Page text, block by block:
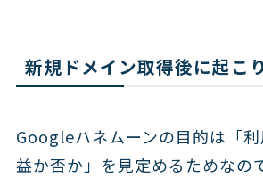
新規ドメイン取得後に起こ
Googleハネムーンの目的は「
益か否か」を見定めるためなの